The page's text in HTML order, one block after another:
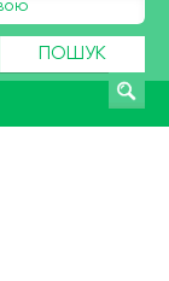
ПОШУК